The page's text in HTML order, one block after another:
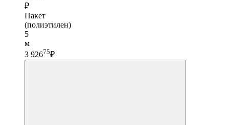
₽
Пакет
(полиэтилен)
5
м
3 92675₽